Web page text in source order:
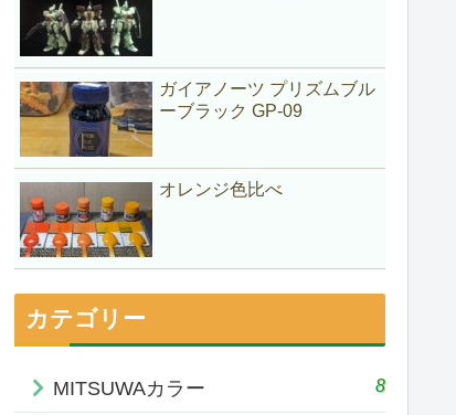
ガイアノーツ プリズムブル
ーブラック GP-09
オレンジ色比べ
カテゴリー
MITSUWAカラー 8